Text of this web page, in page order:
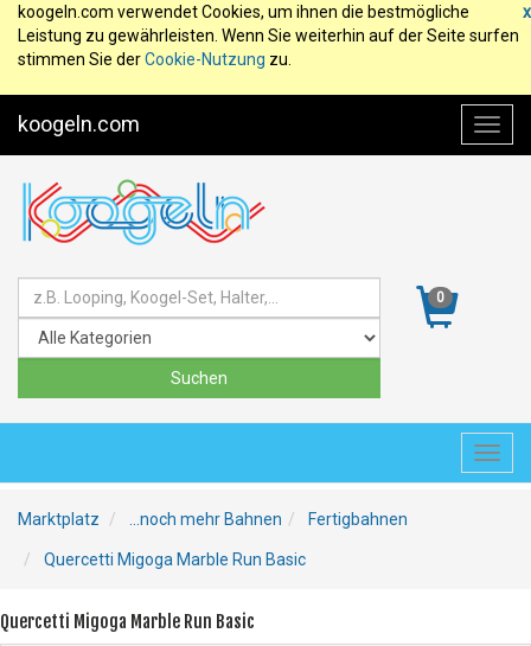
x
koogeln.com verwendet Cookies, um ihnen die bestmögliche
Leistung zu gewährleisten. Wenn Sie weiterhin auf der Seite surfen
stimmen Sie derCookie-Nutzung zu.
koogeln.com
0
Marktplatz ...noch mehr Bahnen Fertigbahnen
Quercetti Migoga Marble Run Basic
Quercetti Migoga Marble Run Basic